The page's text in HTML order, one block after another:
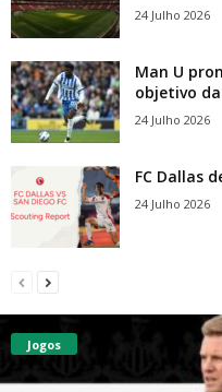
24 Julho 2026
Man U
objetivo
24 Julho 2026
FC Dallas
24 Julho 2026
Jogos